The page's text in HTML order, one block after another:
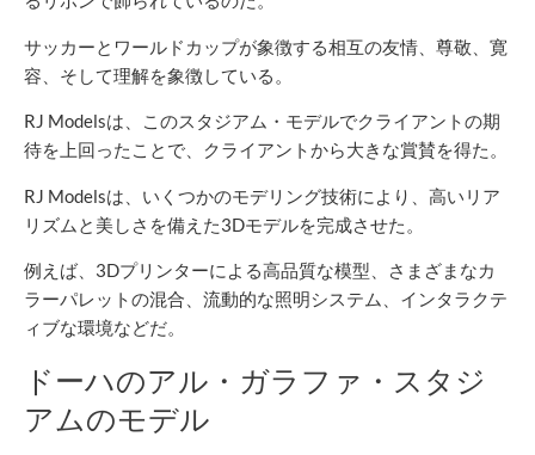
サッカーとワールドカップが象徴する相互の友情、尊敬、寛
容、そして理解を象徴している。
RJ Modelsは、このスタジアム・モデルでクライアントの期
待を上回ったことで、クライアントから大きな賞賛を得た。
RJ Modelsは、いくつかのモデリング技術により、高いリア
リズムと美しさを備えた3Dモデルを完成させた。
例えば、3Dプリンターによる高品質な模型、さまざまなカ
ラーパレットの混合、流動的な照明システム、インタラクテ
ィブな環境などだ。
ドーハのアル・ガラファ・スタジ
アムのモデル